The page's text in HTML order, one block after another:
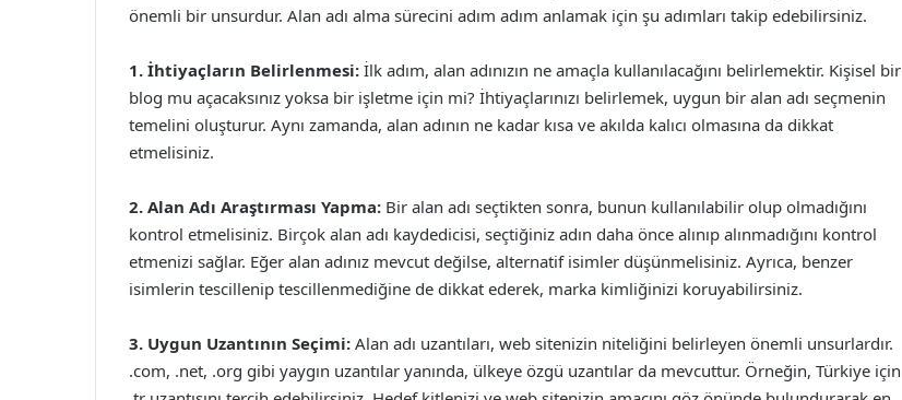
önemli bir unsurdur. Alan adı alma sürecini adım adım anlamak için şu adımları takip edebilirsiniz.
1. İhtiyaçların Belirlenmesi: İlk adım, alan adınızın ne amaçla kullanılacağını belirlemektir. Kişisel bir
blog mu açacaksınız yoksa bir işletme için mi? İhtiyaçlarınızı belirlemek, uygun bir alan adı seçmenin
temelini oluşturur. Aynı zamanda, alan adının ne kadar kısa ve akılda kalıcı olmasına da dikkat
etmelisiniz.
2. Alan Adı Araştırması Yapma: Bir alan adı seçtikten sonra, bunun kullanılabilir olup olmadığını
kontrol etmelisiniz. Birçok alan adı kaydedicisi, seçtiğiniz adın daha önce alınıp alınmadığını kontrol
etmenizi sağlar. Eğer alan adınız mevcut değilse, alternatif isimler düşünmelisiniz. Ayrıca, benzer
isimlerin tescillenip tescillenmediğine de dikkat ederek, marka kimliğinizi koruyabilirsiniz.
3. Uygun Uzantının Seçimi: Alan adı uzantıları, web sitenizin niteliğini belirleyen önemli unsurlardır.
.com, .net, .org gibi yaygın uzantılar yanında, ülkeye özgü uzantılar da mevcuttur. Örneğin, Türkiye için